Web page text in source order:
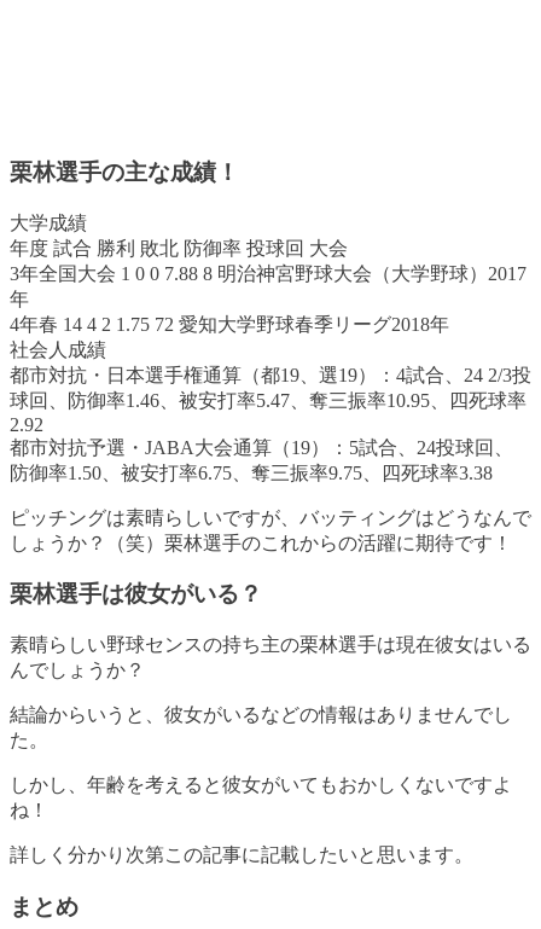
栗林選手の主な成績！
大学成績
年度 試合 勝利 敗北 防御率 投球回 大会
3年全国大会 1 0 0 7.88 8 明治神宮野球大会（大学野球）2017
年
4年春 14 4 2 1.75 72 愛知大学野球春季リーグ2018年
社会人成績
都市対抗・日本選手権通算（都19、選19）：4試合、24 2/3投
球回、防御率1.46、被安打率5.47、奪三振率10.95、四死球率
2.92
都市対抗予選・JABA大会通算（19）：5試合、24投球回、
防御率1.50、被安打率6.75、奪三振率9.75、四死球率3.38
ピッチングは素晴らしいですが、バッティングはどうなんで
しょうか？（笑）栗林選手のこれからの活躍に期待です！
栗林選手は彼女がいる？
素晴らしい野球センスの持ち主の栗林選手は現在彼女はいる
んでしょうか？
結論からいうと、 彼女がいるなどの情報はありませんでし
た 。
しかし、年齢を考えると彼女がいてもおかしくないですよ
ね！
詳しく分かり次第この記事に記載したいと思います。
まとめ